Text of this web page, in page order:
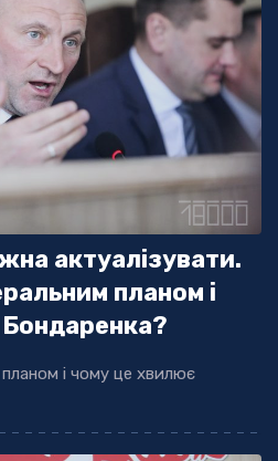
актуалізувати.
планом і
і чому це хвилює